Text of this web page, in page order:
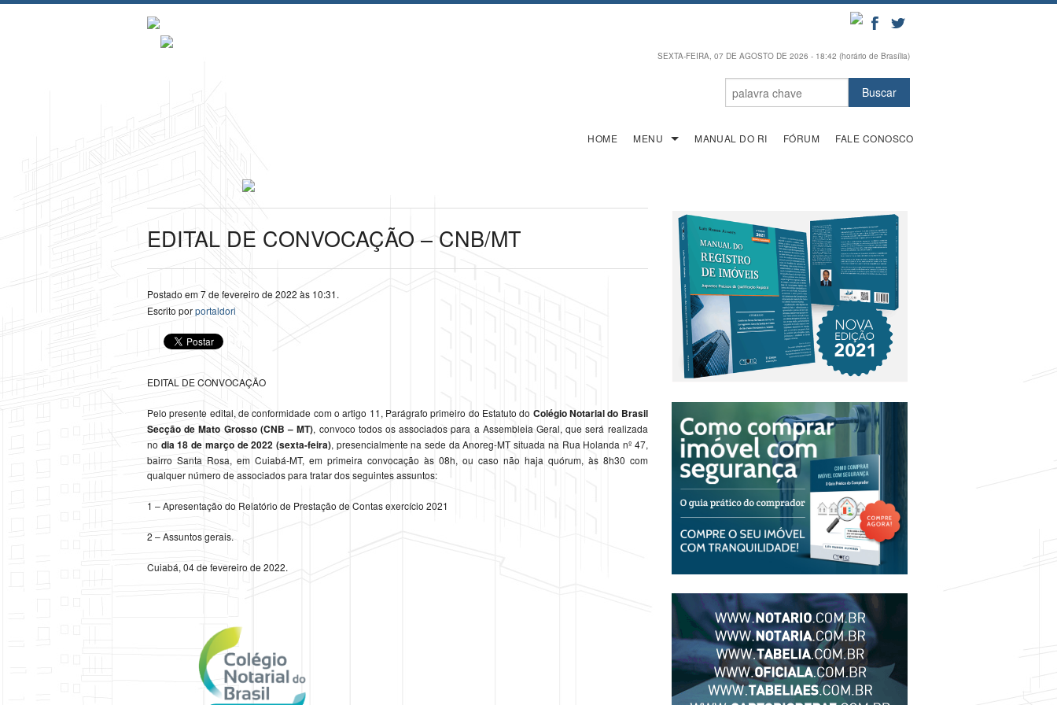
SEXTA-FEIRA, 07 DE AGOSTO DE 2026 - 18:42 (horário de Brasília)
HOME MENU MANUAL DO RI FÓRUM FALE CONOSCO
EDITAL DE CONVOCAÇÃO – CNB/MT
Postado em 7 de fevereiro de 2022 às 10:31.
Escrito porportaldori
EDITAL DE CONVOCAÇÃO
Pelo presente edital, de conformidade com o artigo 11, Parágrafo primeiro do Estatuto do Colégio Notarial do Brasil
Secção de Mato Grosso (CNB – MT), convoco todos os associados para a Assembleia Geral, que será realizada
no dia 18 de março de 2022 (sexta-feira), presencialmente na sede da Anoreg-MT situada na Rua Holanda nº 47,
bairro Santa Rosa, em Cuiabá-MT, em primeira convocação às 08h, ou caso não haja quórum, às 8h30 com
qualquer número de associados para tratar dos seguintes assuntos:
1 – Apresentação do Relatório de Prestação de Contas exercício 2021
2 – Assuntos gerais.
Cuiabá, 04 de fevereiro de 2022.